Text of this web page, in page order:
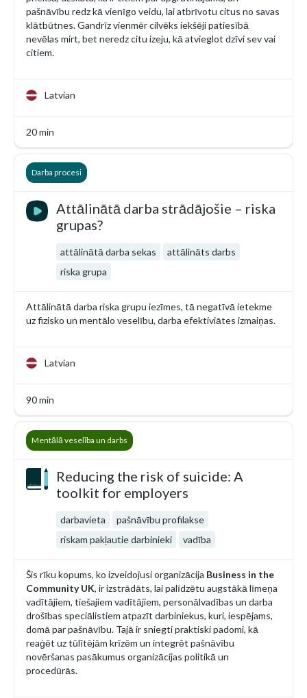
pašnāvību redz kā vienīgo veidu, lai atbrīvotu citus no savas
klātbūtnes. Gandrīz vienmēr cilvēks iekšēji patiesībā
nevēlas mirt, bet neredz citu izeju, kā atvieglot dzīvi sev vai
citiem.
Latvian
20 min
Attālinātā darba strādājošie – riska
grupas?
attālinātā darba sekas
attālināts darbs
riska grupa
Attālinātā darba riska grupu iezīmes, tā negatīvā ietekme
uz fizisko un mentālo veselību, darba efektiviātes izmaiņas.
Latvian
90 min
Darba procesi
Reducing the risk of suicide: A
toolkit for employers
darbavieta
pašnāvību profilakse
riskam pakļautie darbinieki
vadība
Šis rīku kopums, ko izveidojusi organizācija Business in the
Community UK, ir izstrādāts, lai palīdzētu augstākā līmeņa
vadītājiem, tiešajiem vadītājiem, personālvadības un darba
drošības speciālistiem atpazīt darbiniekus, kuri, iespējams,
domā par pašnāvību. Tajā ir sniegti praktiski padomi, kā
reaģēt uz tūlītējām krīzēm un integrēt pašnāvību
novēršanas pasākumus organizācijas politikā un
procedūrās.
Mentālā veselība un darbs